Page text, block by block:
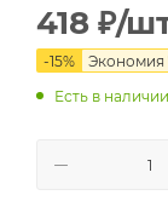
418 ₽/
-15% Экономия
Есть в наличии